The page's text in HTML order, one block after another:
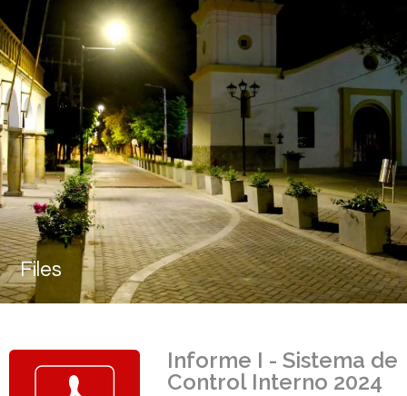
Files
Informe I - Sistema de
Control Interno 2024